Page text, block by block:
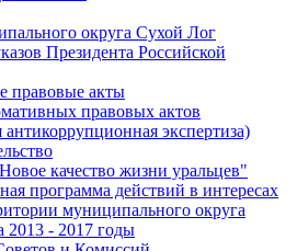
округа Сухой Лог
Президента Российской
правовые акты
правовых актов
антикоррупционная экспертиза)
качество жизни уральцев"
программа действий в интересах
муниципального округа
2013 - 2017 годы